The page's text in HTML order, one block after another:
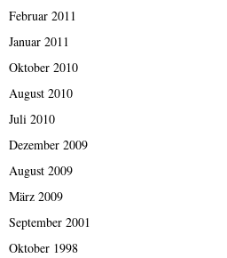
Februar 2011
Januar 2011
Oktober 2010
August 2010
Juli 2010
Dezember 2009
August 2009
März 2009
September 2001
Oktober 1998